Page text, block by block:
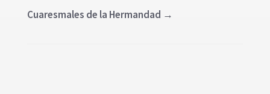
Cuaresmales de la Hermandad →